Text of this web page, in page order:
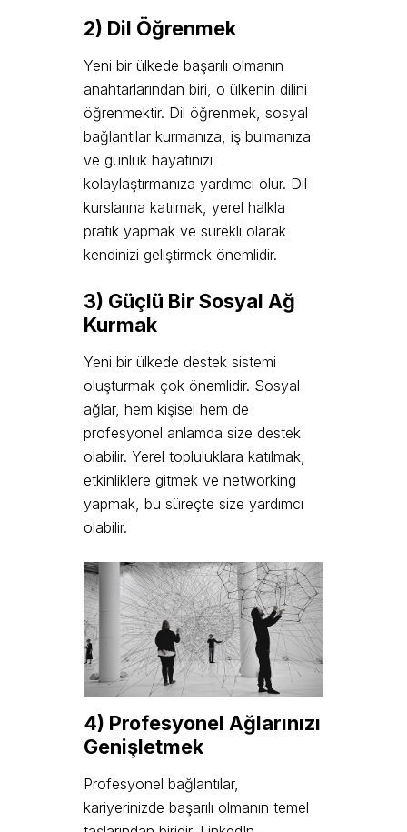
2) Dil Öğrenmek
Yeni bir ülkede başarılı olmanın
anahtarlarından biri, o ülkenin dilini
öğrenmektir. Dil öğrenmek, sosyal
bağlantılar kurmanıza, iş bulmanıza
ve günlük hayatınızı
kolaylaştırmanıza yardımcı olur. Dil
kurslarına katılmak, yerel halkla
pratik yapmak ve sürekli olarak
kendinizi geliştirmek önemlidir.
3) Güçlü Bir Sosyal Ağ
Kurmak
Yeni bir ülkede destek sistemi
oluşturmak çok önemlidir. Sosyal
ağlar, hem kişisel hem de
profesyonel anlamda size destek
olabilir. Yerel topluluklara katılmak,
etkinliklere gitmek ve networking
yapmak, bu süreçte size yardımcı
olabilir.
4) Profesyonel Ağlarınızı
Genişletmek
Profesyonel bağlantılar,
kariyerinizde başarılı olmanın temel